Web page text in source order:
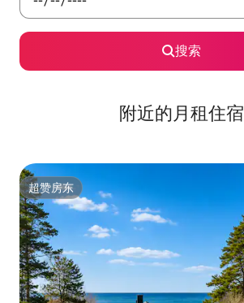
搜索
附近的月租住宿
超赞房东
超赞房东